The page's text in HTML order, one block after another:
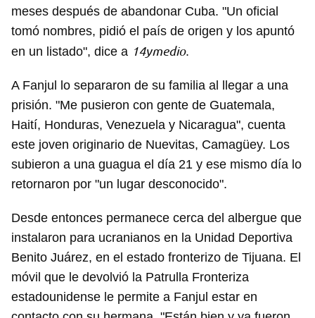
meses después de abandonar Cuba. "Un oficial
tomó nombres, pidió el país de origen y los apuntó
en un listado", dice a 14ymedio.
A Fanjul lo separaron de su familia al llegar a una
prisión. "Me pusieron con gente de Guatemala,
Haití, Honduras, Venezuela y Nicaragua", cuenta
este joven originario de Nuevitas, Camagüey. Los
subieron a una guagua el día 21 y ese mismo día lo
retornaron por "un lugar desconocido".
Desde entonces permanece cerca del albergue que
instalaron para ucranianos en la Unidad Deportiva
Benito Juárez, en el estado fronterizo de Tijuana. El
móvil que le devolvió la Patrulla Fronteriza
estadounidense le permite a Fanjul estar en